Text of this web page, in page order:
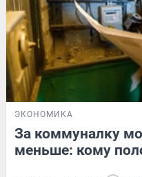
ЭКОНОМИКА
За коммуналку
меньше: кому